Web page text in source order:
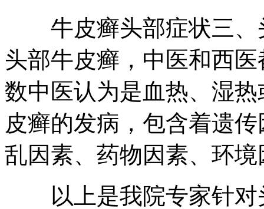
牛皮癣头部症状三、
头部牛皮癣，中医和西
数中医认为是血热、湿
皮癣的发病，包含着遗
乱因素、药物因素、环
以上是我院专家针对